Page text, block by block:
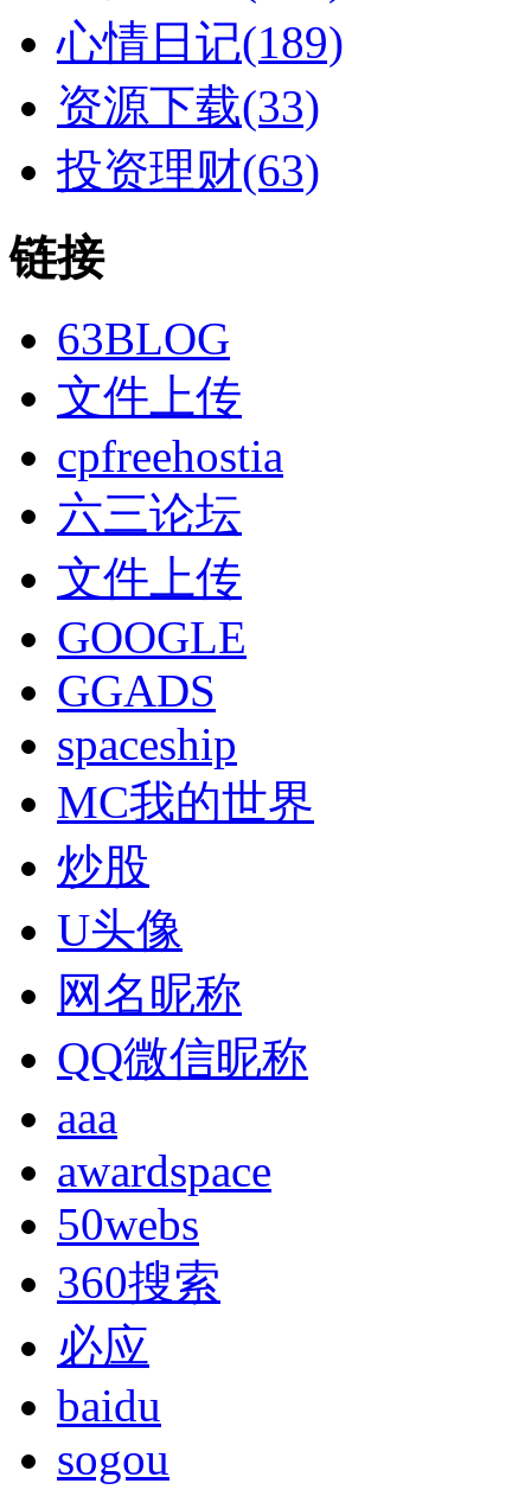
心情日记(189)
资源下载(33)
投资理财(63)
链接
63BLOG
文件上传
cpfreehostia
六三论坛
文件上传
GOOGLE
GGADS
spaceship
MC我的世界
炒股
U头像
网名昵称
QQ微信昵称
aaa
awardspace
50webs
360搜索
必应
baidu
sogou